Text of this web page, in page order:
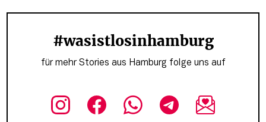
#wasistlosinhamburg
für mehr Stories aus Hamburg folge uns auf